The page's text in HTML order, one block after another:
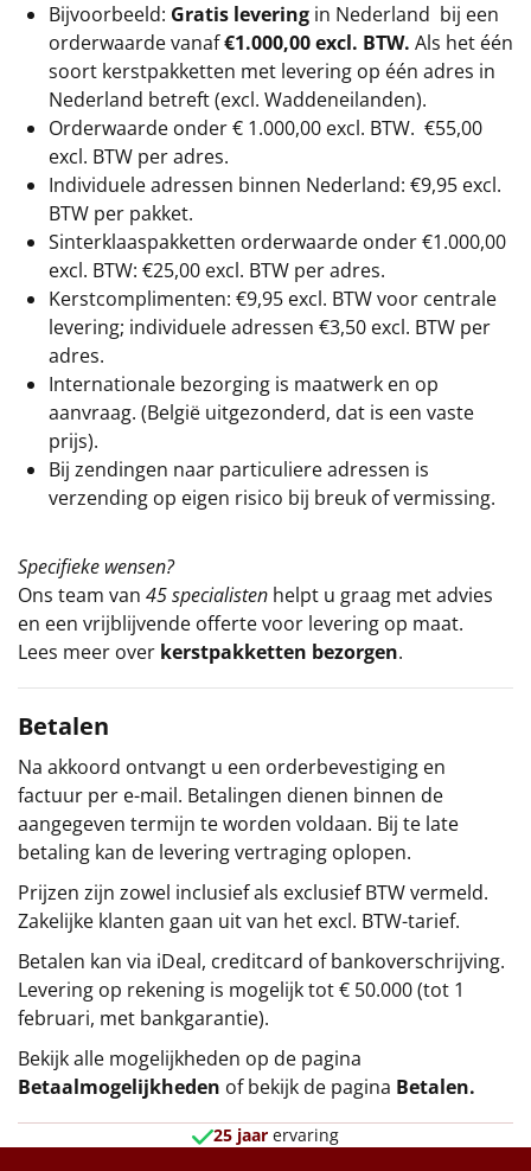
Bijvoorbeeld: Gratis levering in Nederland bij een
orderwaarde vanaf€1.000,00 excl. BTW. Als het één
soort kerstpakketten met levering op één adres in
Nederland betreft (excl. Waddeneilanden).
Orderwaarde onder € 1.000,00 excl. BTW. €55,00
excl. BTW per adres.
Individuele adressen binnen Nederland: €9,95 excl.
BTW per pakket.
Sinterklaaspakketten orderwaarde onder €1.000,00
excl. BTW: €25,00 excl. BTW per adres.
Kerstcomplimenten: €9,95 excl. BTW voor centrale
levering; individuele adressen €3,50 excl. BTW per
adres.
Internationale bezorging is maatwerk en op
aanvraag. (België uitgezonderd, dat is een vaste
prijs).
Bij zendingen naar particuliere adressen is
verzending op eigen risico bij breuk of vermissing.
Specifieke wensen?
Ons team van 45 specialisten helpt u graag met advies
en een vrijblijvende offerte voor levering op maat.
Lees meer over kerstpakketten bezorgen.
Betalen
Na akkoord ontvangt u een orderbevestiging en
factuur per e-mail. Betalingen dienen binnen de
aangegeven termijn te worden voldaan. Bij te late
betaling kan de levering vertraging oplopen.
Prijzen zijn zowel inclusief als exclusief BTW vermeld.
Zakelijke klanten gaan uit van het excl. BTW-tarief.
Betalen kan via iDeal, creditcard of bankoverschrijving.
Levering op rekening is mogelijk tot € 50.000 (tot 1
februari, met bankgarantie).
Bekijk alle mogelijkheden op de pagina
Betaalmogelijkheden of bekijk de pagina Betalen.
25 jaar ervaring